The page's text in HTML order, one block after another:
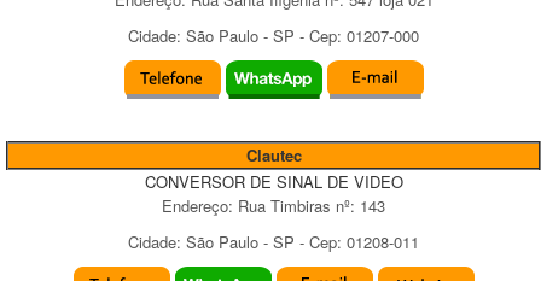
Cidade: São Paulo - SP - Cep: 01207-000
Clautec
CONVERSOR DE SINAL DE VIDEO
Endereço: Rua Timbiras nº: 143
Cidade: São Paulo - SP - Cep: 01208-011